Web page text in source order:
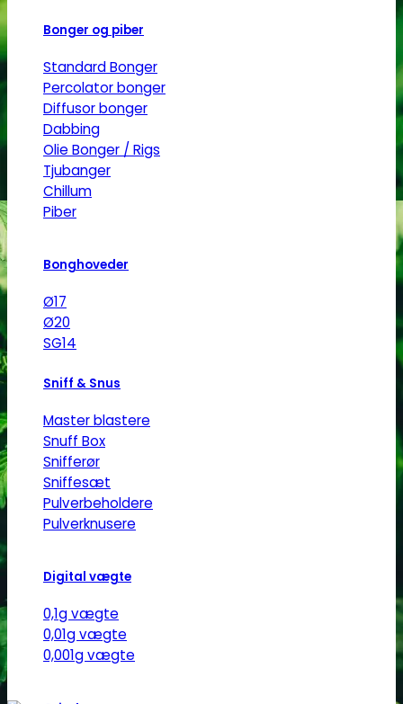
Bonger og piber
Standard Bonger
Percolator bonger
Diffusor bonger
Dabbing
Olie Bonger / Rigs
Tjubanger
Chillum
Piber
Bonghoveder
Ø17
Ø20
SG14
Sniff & Snus
Master blastere
Snuff Box
Snifferør
Sniffesæt
Pulverbeholdere
Pulverknusere
Digital vægte
0,1g vægte
0,01g vægte
0,001g vægte